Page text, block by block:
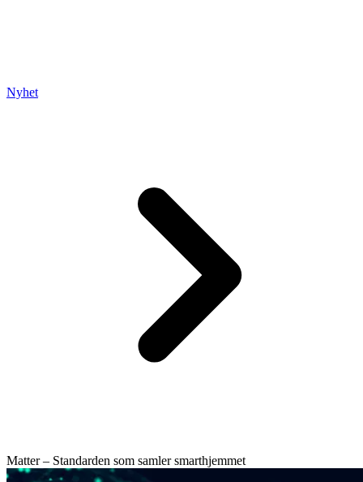
Nyhet
Matter – Standarden som samler smarthjemmet